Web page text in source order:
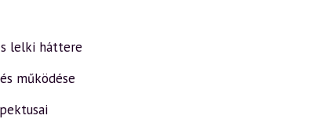
lelki háttere
működése